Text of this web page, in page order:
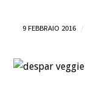
9 FEBBRAIO 2016